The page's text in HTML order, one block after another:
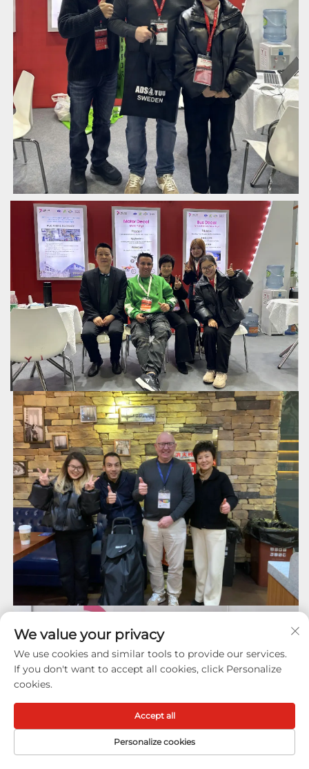
We value your privacy
We use cookies and similar tools to provide our services.
If you don't want to accept all cookies, click Personalize
cookies.
Personalize cookies
Accept all